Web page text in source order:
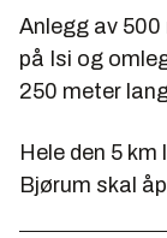
Anlegg av
på Isi og
250 meter
Hele den 5
Bjørum skal